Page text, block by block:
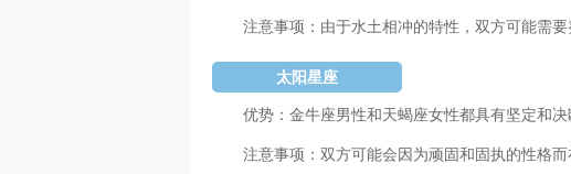
注意事项：由于水土相冲的特性，双方可能需
太阳星座
优势：金牛座男性和天蝎座女性都具有坚定和
注意事项：双方可能会因为顽固和固执的性格而